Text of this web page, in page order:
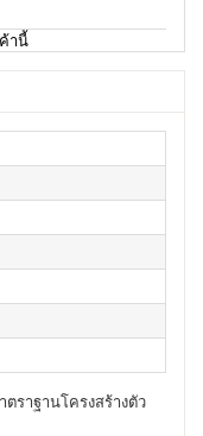
านี้
ราฐานโครงสร้างตัว